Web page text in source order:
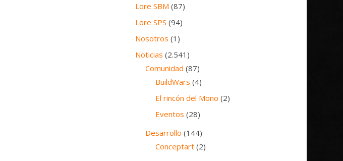
Lore SBM (87)
Lore SPS (94)
Nosotros (1)
Noticias (2.541)
Comunidad (87)
BuildWars (4)
El rincón del Mono (2)
Eventos (28)
Desarrollo (144)
Conceptart (2)